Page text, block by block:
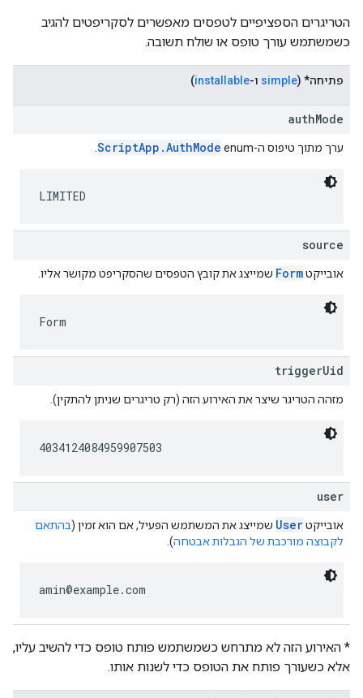
הטריגרים הספציפיים לטפסים מאפשרים לסקריפטים להגיב
כשמשתמש עורך טופס או שולח תשובה.
פתיחה‫* (
simple ו-installable
)
authMode
ערך מתוך טיפוס ה-enum‏ ScriptApp.AuthMode
LIMITED
source
אובייקטForm שמייצג את קובץ הטפסים שהסקריפט מקושר אליו.
Form
triggerUid
מזהה הטריגר שיצר את האירוע הזה (רק טריגרים שניתן להתקין).
4034124084959907503
user
אובייקטUser שמייצג את המשתמש הפעיל, אם הוא זמין (בהתאם
לקבוצה מורכבת של הגבלות אבטחה).
amin@example.com
* האירוע הזה לא מתרחש כשמשתמש פותח טופס כדי להשיב עליו,
אלא כשעורך פותח את הטופס כדי לשנות אותו.